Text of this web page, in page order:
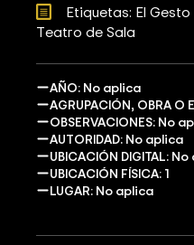
Etiquetas: El
Teatro de Sala
AÑO: No aplica
AGRUPACIÓN, OBRA O
OBSERVACIONES: No
AUTORIDAD: No aplica
UBICACIÓN DIGITAL:
UBICACIÓN FÍSICA: 1
LUGAR: No aplica